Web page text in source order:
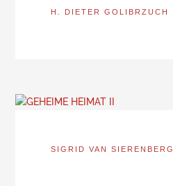
H. DIETER GOLIBRZUCH
SIGRID VAN SIERENBERG